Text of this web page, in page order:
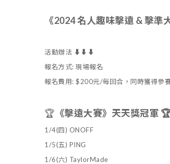
《2024 名人趣味擊遠 & 擊準
活動辦法 ⬇️⬇️⬇️
報名方式: 現場報名
報名費用: $200元/每回合 ， 同時獲得參
🏆 《擊遠大賽》天天獎冠軍
1/4(四) ONOFF
1/5(五) PING
1/6(六) TaylorMade